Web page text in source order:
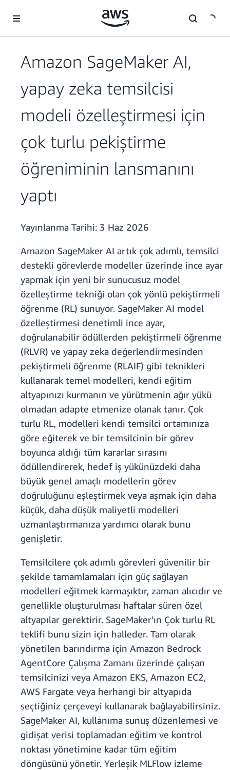
Amazon SageMaker AI,
yapay zeka temsilcisi
modeli özelleştirmesi için
çok turlu pekiştirme
öğreniminin lansmanını
yaptı
Yayınlanma Tarihi: 3 Haz 2026
Amazon SageMaker AI artık çok adımlı, temsilci
destekli görevlerde modeller üzerinde ince ayar
yapmak için yeni bir sunucusuz model
özelleştirme tekniği olan çok yönlü pekiştirmeli
öğrenme (RL) sunuyor. SageMaker AI model
özelleştirmesi denetimli ince ayar,
doğrulanabilir ödüllerden pekiştirmeli öğrenme
(RLVR) ve yapay zeka değerlendirmesinden
pekiştirmeli öğrenme (RLAIF) gibi teknikleri
kullanarak temel modelleri, kendi eğitim
altyapınızı kurmanın ve yürütmenin ağır yükü
olmadan adapte etmenize olanak tanır. Çok
turlu RL, modelleri kendi temsilci ortamınıza
göre eğiterek ve bir temsilcinin bir görev
boyunca aldığı tüm kararlar sırasını
ödüllendirerek, hedef iş yükünüzdeki daha
büyük genel amaçlı modellerin görev
doğruluğunu eşleştirmek veya aşmak için daha
küçük, daha düşük maliyetli modelleri
uzmanlaştırmanıza yardımcı olarak bunu
genişletir.
Temsilcilere çok adımlı görevleri güvenilir bir
şekilde tamamlamaları için güç sağlayan
modelleri eğitmek karmaşıktır, zaman alıcıdır ve
genellikle oluşturulması haftalar süren özel
altyapılar gerektirir. SageMaker'ın Çok turlu RL
teklifi bunu sizin için halleder. Tam olarak
yönetilen barındırma için Amazon Bedrock
AgentCore Çalışma Zamanı üzerinde çalışan
temsilcinizi veya Amazon EKS, Amazon EC2,
AWS Fargate veya herhangi bir altyapıda
seçtiğiniz çerçeveyi kullanarak bağlayabilirsiniz.
SageMaker AI, kullanıma sunuş düzenlemesi ve
gidişat verisi toplamadan eğitim ve kontrol
noktası yönetimine kadar tüm eğitim
döngüsünü yönetir. Yerleşik MLFlow izleme